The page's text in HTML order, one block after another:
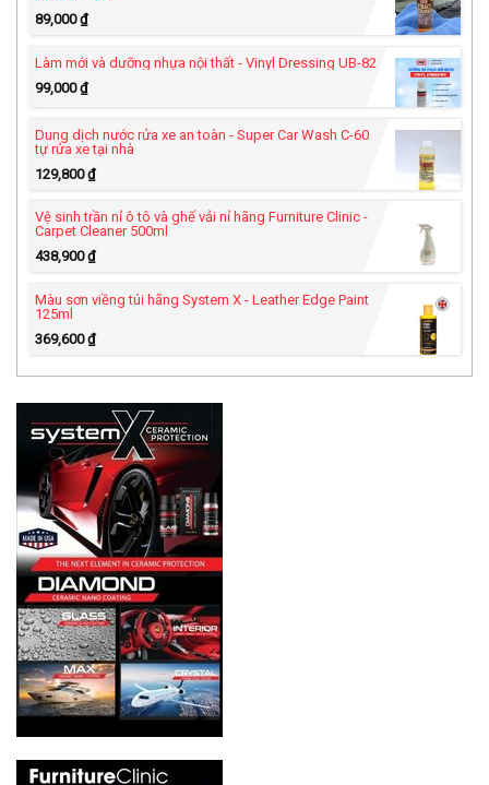
89,000₫
Làm mới và dưỡng nhựa nội thất - Vinyl Dressing UB-82
99,000₫
Dung dịch nước rửa xe an toàn - Super Car Wash C-60
tự rửa xe tại nhà
129,800₫
Vệ sinh trần nỉ ô tô và ghế vải nỉ hãng Furniture Clinic -
Carpet Cleaner 500ml
438,900₫
Màu sơn viềng túi hãng System X - Leather Edge Paint
125ml
369,600₫